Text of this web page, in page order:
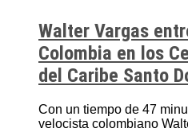
Walter Vargas
Colombia en los
del Caribe Santo
Con un tiempo de 47
velocista colombiano